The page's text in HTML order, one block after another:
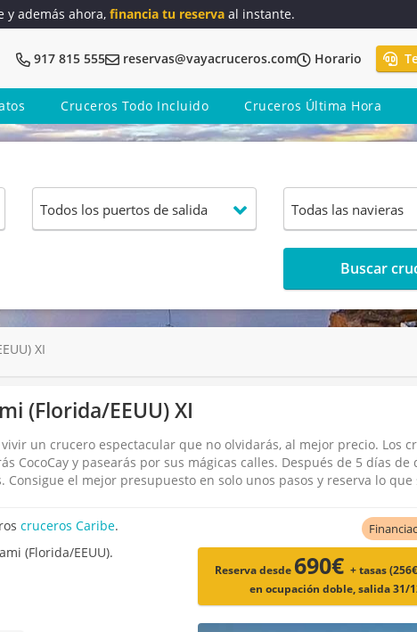
además ahora, financia tu reservaal instante.
917 815 555 reservas@vayacruceros.com Horario
Cruceros Todo Incluido Cruceros Última Hora
Buscar
XI
(Florida/EEUU) XI
un crucero espectacular que no olvidarás, al mejor precio. Los
y pasearás por sus mágicas calles. Después de 5 días de
el mejor presupuesto en solo unos pasos y reserva lo que
cruceros Caribe.
(Florida/EEUU).
Reserva desde 690€ + tasas
en ocupación doble, salida 31/